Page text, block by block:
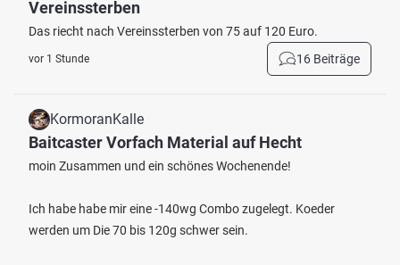
Vereinssterben
Das riecht nach Vereinssterben von 75 auf 120 Euro.
vor 1 Stunde 16 Beiträge
KormoranKalle
Baitcaster Vorfach Material auf Hecht
moin Zusammen und ein schönes Wochenende!
Ich habe habe mir eine -140wg Combo zugelegt. Koeder
werden um Die 70 bis 120g schwer sein.